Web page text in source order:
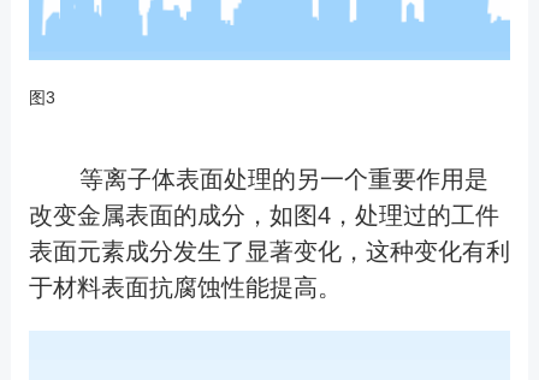
图3
等离子体表面处理的另一个重要作用是
改变金属表面的成分，如图4，处理过的工件
表面元素成分发生了显著变化，这种变化有利
于材料表面抗腐蚀性能提高。